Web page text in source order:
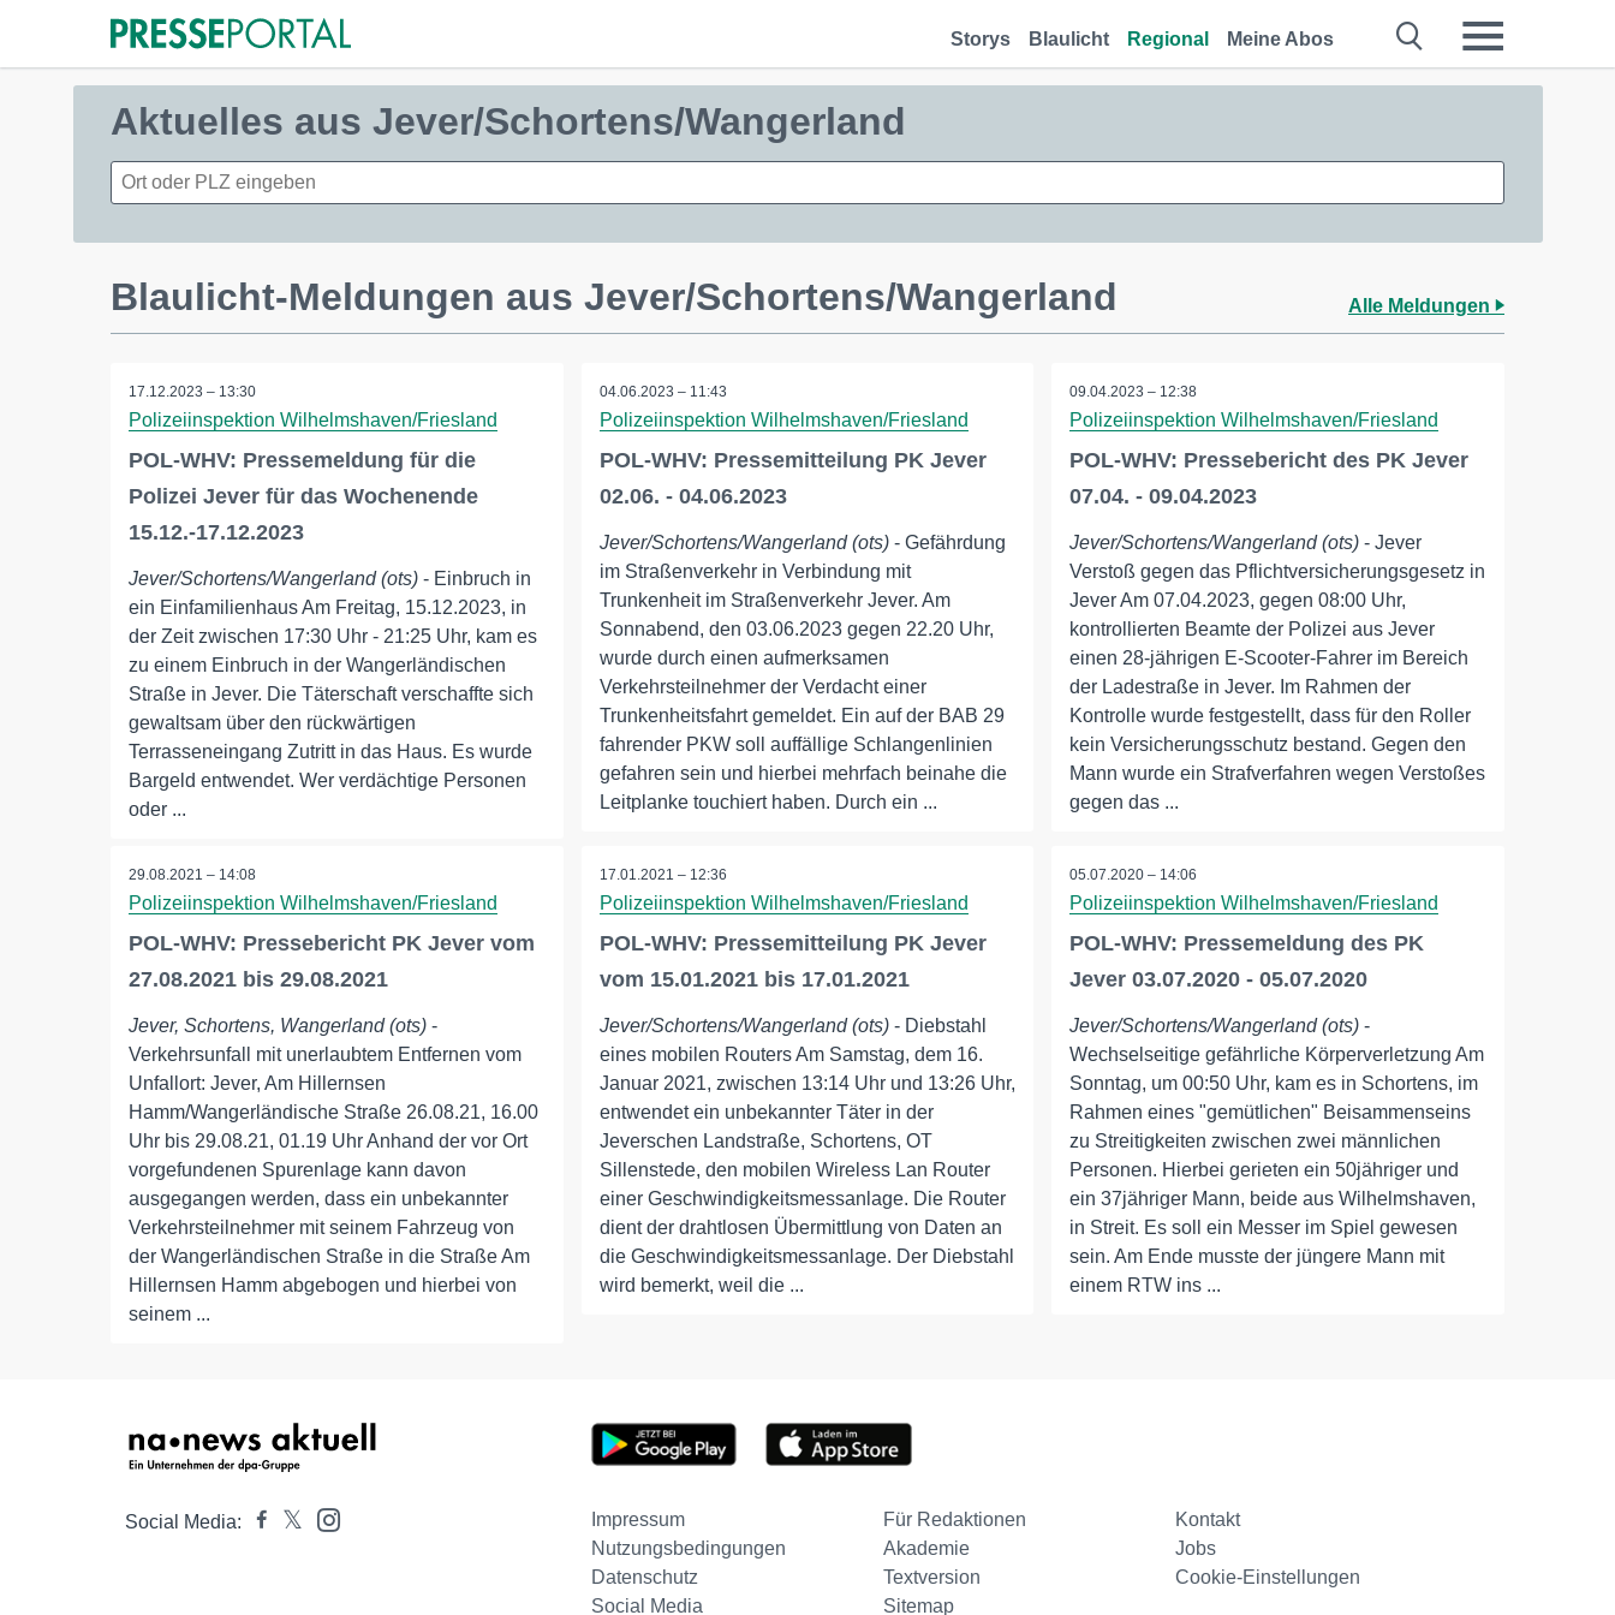
Storys Blaulicht Regional Meine Abos
Aktuelles aus Jever/Schortens/Wangerland
Blaulicht-Meldungen aus Jever/Schortens/Wangerland Alle Meldungen
17.12.2023 – 13:30
Polizeiinspektion Wilhelmshaven/Friesland
POL-WHV: Pressemeldung für die
Polizei Jever für das Wochenende
15.12.-17.12.2023
Jever/Schortens/Wangerland (ots) - Einbruch in
ein Einfamilienhaus Am Freitag, 15.12.2023, in
der Zeit zwischen 17:30 Uhr - 21:25 Uhr, kam es
zu einem Einbruch in der Wangerländischen
Straße in Jever. Die Täterschaft verschaffte sich
gewaltsam über den rückwärtigen
Terrasseneingang Zutritt in das Haus. Es wurde
Bargeld entwendet. Wer verdächtige Personen
oder ...
04.06.2023 – 11:43
Polizeiinspektion Wilhelmshaven/Friesland
POL-WHV: Pressemitteilung PK Jever
02.06. - 04.06.2023
Jever/Schortens/Wangerland (ots)- Gefährdung
im Straßenverkehr in Verbindung mit
Trunkenheit im Straßenverkehr Jever. Am
Sonnabend, den 03.06.2023 gegen 22.20 Uhr,
wurde durch einen aufmerksamen
Verkehrsteilnehmer der Verdacht einer
Trunkenheitsfahrt gemeldet. Ein auf der BAB 29
fahrender PKW soll auffällige Schlangenlinien
gefahren sein und hierbei mehrfach beinahe die
Leitplanke touchiert haben. Durch ein ...
09.04.2023 – 12:38
Polizeiinspektion Wilhelmshaven/Friesland
POL-WHV: Pressebericht des PK Jever
07.04. - 09.04.2023
Jever/Schortens/Wangerland (ots) - Jever
Verstoß gegen das Pflichtversicherungsgesetz in
Jever Am 07.04.2023, gegen 08:00 Uhr,
kontrollierten Beamte der Polizei aus Jever
einen 28-jährigen E-Scooter-Fahrer im Bereich
der Ladestraße in Jever. Im Rahmen der
Kontrolle wurde festgestellt, dass für den Roller
kein Versicherungsschutz bestand. Gegen den
Mann wurde ein Strafverfahren wegen Verstoßes
gegen das ...
29.08.2021 – 14:08
Polizeiinspektion Wilhelmshaven/Friesland
POL-WHV: Pressebericht PK Jever vom
27.08.2021 bis 29.08.2021
Jever, Schortens, Wangerland (ots) -
Verkehrsunfall mit unerlaubtem Entfernen vom
Unfallort: Jever, Am Hillernsen
Hamm/Wangerländische Straße 26.08.21, 16.00
Uhr bis 29.08.21, 01.19 Uhr Anhand der vor Ort
vorgefundenen Spurenlage kann davon
ausgegangen werden, dass ein unbekannter
Verkehrsteilnehmer mit seinem Fahrzeug von
der Wangerländischen Straße in die Straße Am
Hillernsen Hamm abgebogen und hierbei von
seinem ...
17.01.2021 – 12:36
Polizeiinspektion Wilhelmshaven/Friesland
POL-WHV: Pressemitteilung PK Jever
vom 15.01.2021 bis 17.01.2021
Jever/Schortens/Wangerland (ots)- Diebstahl
eines mobilen Routers Am Samstag, dem 16.
Januar 2021, zwischen 13:14 Uhr und 13:26 Uhr,
entwendet ein unbekannter Täter in der
Jeverschen Landstraße, Schortens, OT
Sillenstede, den mobilen Wireless Lan Router
einer Geschwindigkeitsmessanlage. Die Router
dient der drahtlosen Übermittlung von Daten an
die Geschwindigkeitsmessanlage. Der Diebstahl
wird bemerkt, weil die ...
05.07.2020 – 14:06
Polizeiinspektion Wilhelmshaven/Friesland
POL-WHV: Pressemeldung des PK
Jever 03.07.2020 - 05.07.2020
Jever/Schortens/Wangerland (ots) -
Wechselseitige gefährliche Körperverletzung Am
Sonntag, um 00:50 Uhr, kam es in Schortens, im
Rahmen eines "gemütlichen" Beisammenseins
zu Streitigkeiten zwischen zwei männlichen
Personen. Hierbei gerieten ein 50jähriger und
ein 37jähriger Mann, beide aus Wilhelmshaven,
in Streit. Es soll ein Messer im Spiel gewesen
sein. Am Ende musste der jüngere Mann mit
einem RTW ins ...
Social Media: Impressum Für Redaktionen
Kontakt
Nutzungsbedingungen
Akademie
Jobs
Datenschutz
Textversion
Cookie-Einstellungen
Social Media
Sitemap